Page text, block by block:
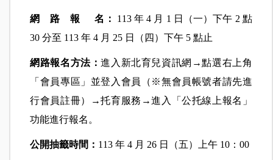
網 路 報 名： 113 年 4 月 1 日（一）下午 2 點
30 分至 113 年 4 月 25 日（四）下午 5 點止
網路報名方法：進入新北育兒資訊網→點選右上角
「會員專區」並登入會員（※無會員帳號者請先進
行會員註冊）→托育服務→進入「公托線上報名」
功能進行報名。
公開抽籤時間： 113 年 4 月 26 日（五）上午 10：00